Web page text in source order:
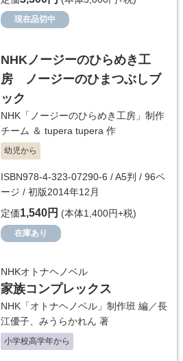
現在品切中
NHKノージーのひらめき工
房 ノージーのひまつぶしブ
ック
NHK「ノージーのひらめき工房」制作
チーム ＆ tupera tupera 作
幼児から
ISBN978-4-323-07290-6 / A5判 / 96ペ
ージ / 初版2014年12月
定価1,540円 (本体1,400円+税)
在庫あり
NHKオトナヘノベル
家族コンプレックス
NHK「オトナヘノベル」制作班 編／長
江優子、 みうらかれん 著
小学校高学年から